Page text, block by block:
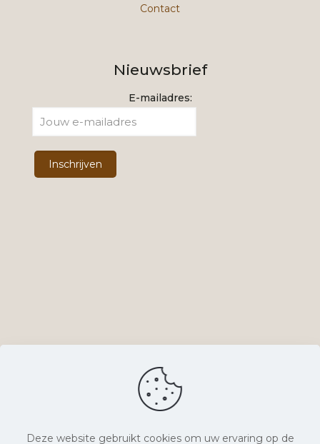
Contact
Nieuwsbrief
E-mailadres:
Deze website gebruikt cookies om uw ervaring op de